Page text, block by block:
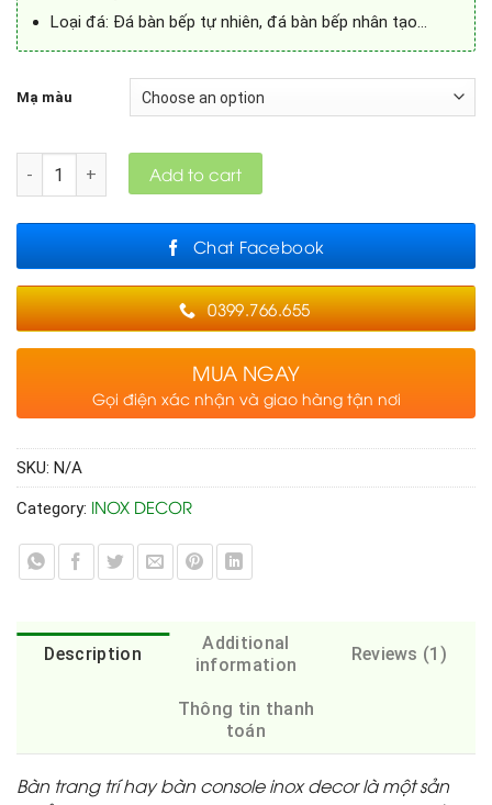
Loại đá: Đá bàn bếp tự nhiên, đá bàn bếp nhân tạo…
Mạ màu
Quantity Add to cart
Chat Facebook
0399.766.655
MUA NGAY
Gọi điện xác nhận và giao hàng tận nơi
SKU: N/A
Category: INOX DECOR
Description
Additional
information
Reviews (1)
Thông tin thanh
toán
Bàn trang trí hay bàn console inox decor là một sản